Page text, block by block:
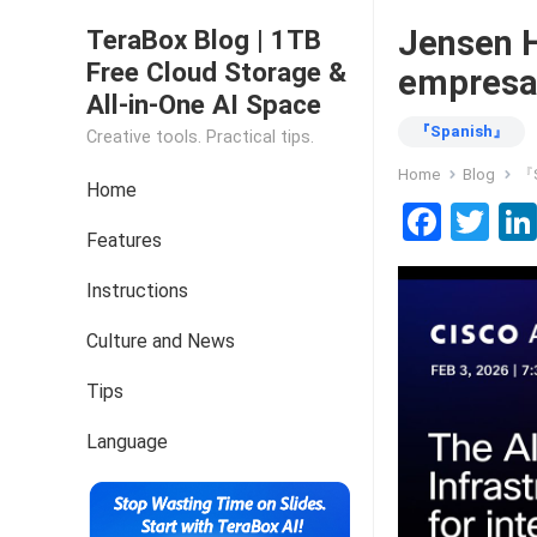
TeraBox Blog | 1TB
Free Cloud Storage &
All-in-One AI Space
Creative tools. Practical tips.
Home
Features
Instructions
Culture and News
Tips
Language
Jensen
『Spanish』
Home Blog
F
a
b
o
k
T
wi
er